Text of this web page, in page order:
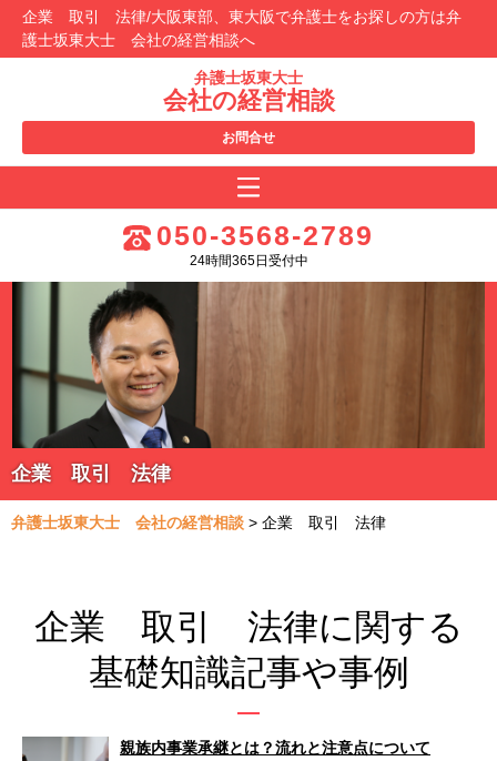
企業 取引 法律/大阪東部、東大阪で弁護士をお探しの方は弁
護士坂東大士 会社の経営相談へ
弁護士坂東大士
会社の経営相談
お問合せ
050-3568-2789
24時間365日受付中
企業 取引 法律
弁護士坂東大士 会社の経営相談 > 企業 取引 法律
企業 取引 法律に関する
基礎知識記事や事例
親族内事業承継とは？流れと注意点について